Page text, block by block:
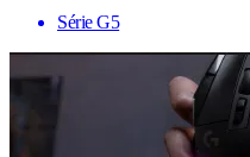
Série G5